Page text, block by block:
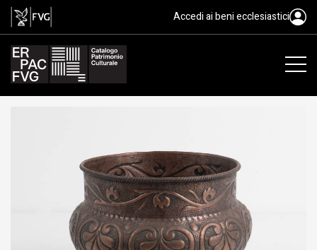
vaso Accedi ai beni ecclesiastici